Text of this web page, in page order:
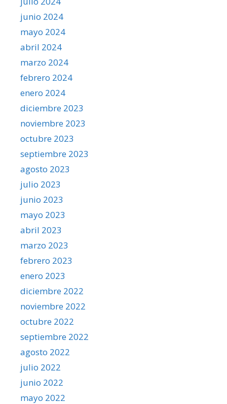
junio 2024
mayo 2024
abril 2024
marzo 2024
febrero 2024
enero 2024
diciembre 2023
noviembre 2023
octubre 2023
septiembre 2023
agosto 2023
julio 2023
junio 2023
mayo 2023
abril 2023
marzo 2023
febrero 2023
enero 2023
diciembre 2022
noviembre 2022
octubre 2022
septiembre 2022
agosto 2022
julio 2022
junio 2022
mayo 2022